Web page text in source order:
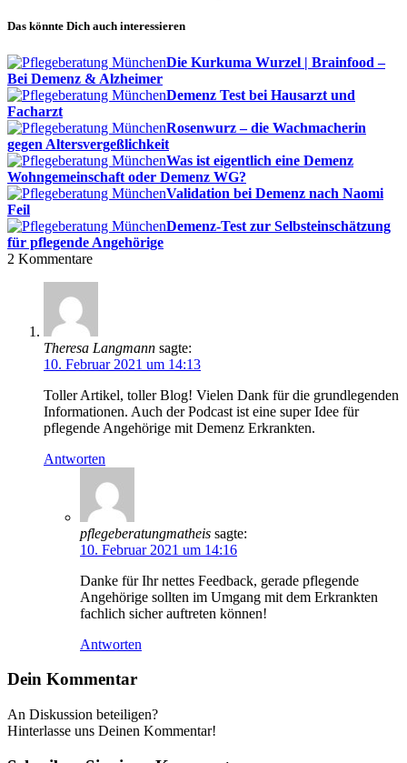
Das könnte Dich auch interessieren
Die Kurkuma Wurzel | Brainfood –
Bei Demenz & Alzheimer
Demenz Test bei Hausarzt und
Facharzt
Rosenwurz – die Wachmacherin
gegen Altersvergeßlichkeit
Was ist eigentlich eine Demenz
Wohngemeinschaft oder Demenz WG?
Validation bei Demenz nach Naomi
Feil
Demenz-Test zur Selbsteinschätzung
für pflegende Angehörige
2 Kommentare
Theresa Langmann sagte:
10. Februar 2021 um 14:13
Toller Artikel, toller Blog! Vielen Dank für die grundlegenden
Informationen. Auch der Podcast ist eine super Idee für
pflegende Angehörige mit Demenz Erkrankten.
Antworten
pflegeberatungmatheis sagte:
10. Februar 2021 um 14:16
Danke für Ihr nettes Feedback, gerade pflegende
Angehörige sollten im Umgang mit dem Erkrankten
fachlich sicher auftreten können!
Antworten
Dein Kommentar
An Diskussion beteiligen?
Hinterlasse uns Deinen Kommentar!